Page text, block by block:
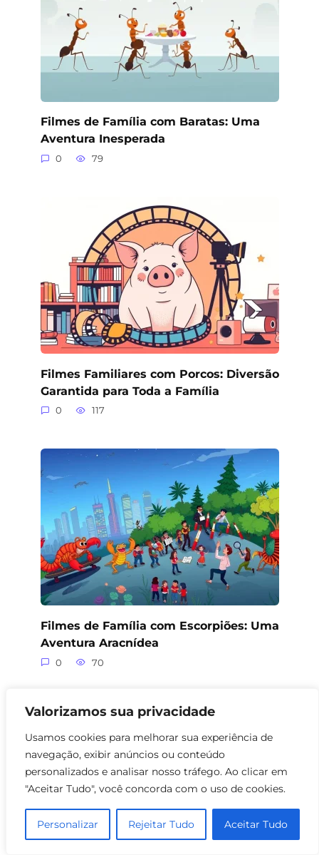
Valorizamos sua privacidade
Usamos cookies para melhorar sua experiência de
navegação, exibir anúncios ou conteúdo
personalizados e analisar nosso tráfego. Ao clicar em
"Aceitar Tudo", você concorda com o uso de cookies.
Personalizar Rejeitar Tudo Aceitar Tudo
Filmes de Família com Baratas: Uma
Aventura Inesperada
0 79
Filmes Familiares com Porcos: Diversão
Garantida para Toda a Família
0 117
Filmes de Família com Escorpiões: Uma
Aventura Aracnídea
0 70